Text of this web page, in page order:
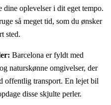
oplevelser i dit eget tempo.
så meget tid, som du ønsker
sted.
Barcelona er fyldt med
naturskønne omgivelser, der
offentlig transport. En lejet bil
disse skjulte perler.